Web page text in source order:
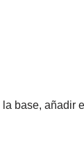
base, añadir